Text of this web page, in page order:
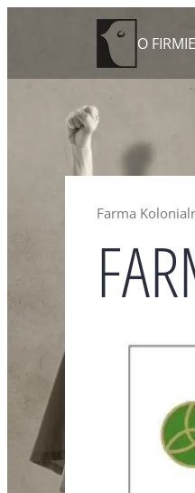
Agencja Reklamowa Zielona Góra O FIRMIE
Farma